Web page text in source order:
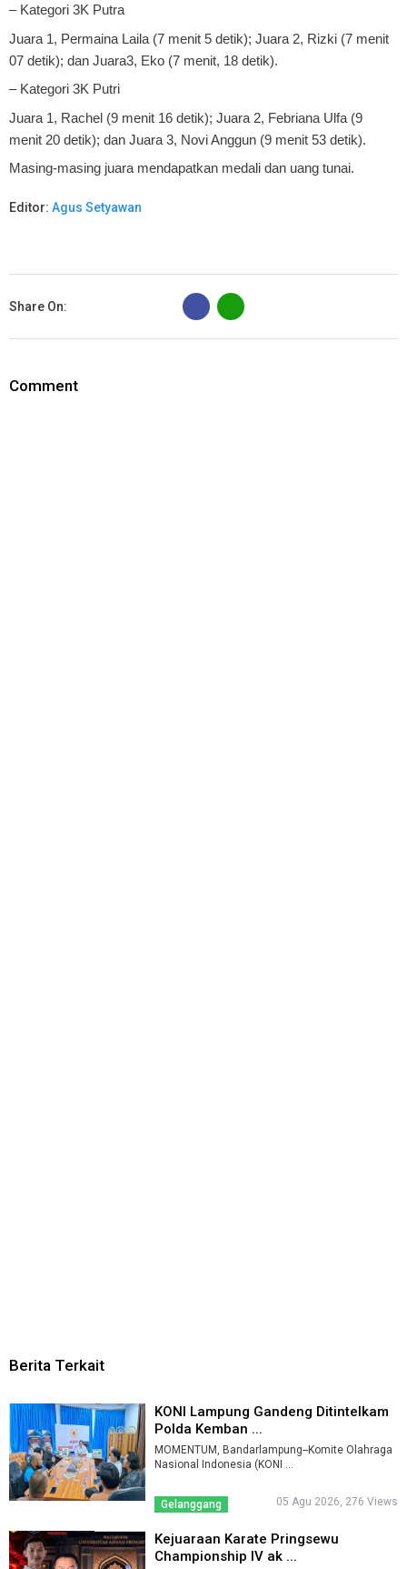
– Kategori 3K Putra
Juara 1, Permaina Laila (7 menit 5 detik); Juara 2, Rizki (7 menit
07 detik); dan Juara3, Eko (7 menit, 18 detik).
– Kategori 3K Putri
Juara 1, Rachel (9 menit 16 detik); Juara 2, Febriana Ulfa (9
menit 20 detik); dan Juara 3, Novi Anggun (9 menit 53 detik).
Masing-masing juara mendapatkan medali dan uang tunai.
Editor: Agus Setyawan
Share On:
B
Comment
Berita Terkait
KONI Lampung Gandeng Ditintelkam
Polda Kemban ...
MOMENTUM, Bandarlampung--Komite Olahraga
Nasional Indonesia (KONI ...
Gelanggang 05 Agu 2026, 276 Views
Kejuaraan Karate Pringsewu
Championship IV ak ...